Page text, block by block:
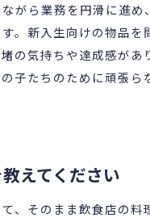
がら業務を円滑に進
。新入生向けの物品を
の気持ちや達成感が
子たちのために頑張ら
えてください
、そのまま飲食店の